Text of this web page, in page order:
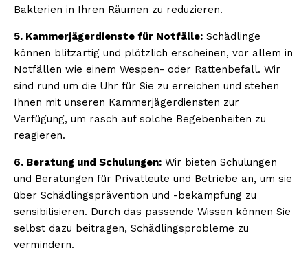
Bakterien in Ihren Räumen zu reduzieren.
5. Kammerjägerdienste für Notfälle: Schädlinge
können blitzartig und plötzlich erscheinen, vor allem in
Notfällen wie einem Wespen- oder Rattenbefall. Wir
sind rund um die Uhr für Sie zu erreichen und stehen
Ihnen mit unseren Kammerjägerdiensten zur
Verfügung, um rasch auf solche Begebenheiten zu
reagieren.
6. Beratung und Schulungen: Wir bieten Schulungen
und Beratungen für Privatleute und Betriebe an, um sie
über Schädlingsprävention und -bekämpfung zu
sensibilisieren. Durch das passende Wissen können Sie
selbst dazu beitragen, Schädlingsprobleme zu
vermindern.